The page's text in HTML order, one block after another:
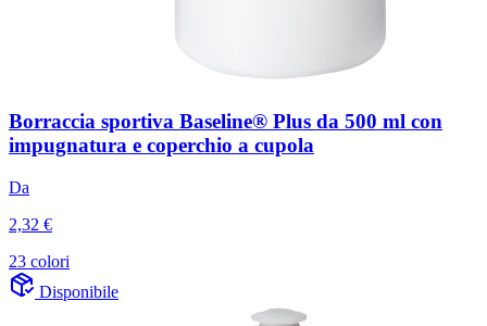
Borraccia sportiva Baseline® Plus da 500 ml con
impugnatura e coperchio a cupola
Da
2,32 €
23 colori
Disponibile